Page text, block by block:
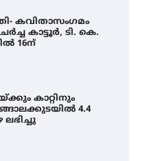
കാറ്റിനും
4.4
ലഭിച്ചു
നിന്നും
ഇരിങ്ങാലക്കുട
എം കെ യുടെ
പൊരുതി